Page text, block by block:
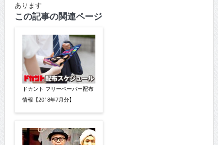
あります
この記事の関連ページ
ドカント フリーペーパー配布
情報【2018年7月分】